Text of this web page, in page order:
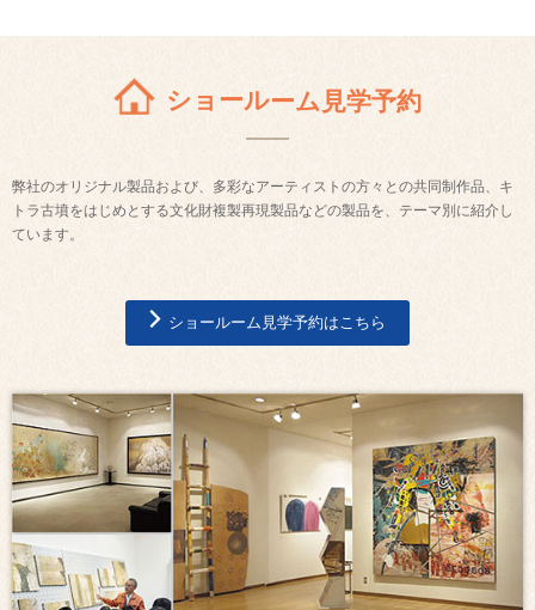
ショールーム見学予約
弊社のオリジナル製品および、多彩なアーティストの方々との共同制作品、キ
トラ古墳をはじめとする文化財複製再現製品などの製品を、テーマ別に紹介し
ています。
ショールーム見学予約はこちら